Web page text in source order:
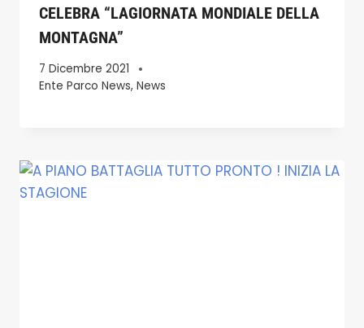
CELEBRA “LAGIORNATA MONDIALE DELLA
MONTAGNA”
7 Dicembre 2021
Ente Parco News, News